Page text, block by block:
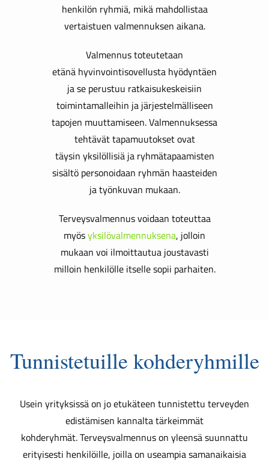
henkilön ryhmiä, mikä mahdollistaa
vertaistuen valmennuksen aikana.
Valmennus toteutetaan
etänä hyvinvointisovellusta hyödyntäen
ja se perustuu ratkaisukeskeisiin
toimintamalleihin ja järjestelmälliseen
tapojen muuttamiseen. Valmennuksessa
tehtävät tapamuutokset ovat
täysin yksilöllisiä ja ryhmätapaamisten
sisältö personoidaan ryhmän haasteiden
ja työnkuvan mukaan.
Terveysvalmennus voidaan toteuttaa
myösyksilövalmennuksena, jolloin
mukaan voi ilmoittautua joustavasti
milloin henkilölle itselle sopii parhaiten.
Tunnistetuille kohderyhmille
Usein yrityksissä on jo etukäteen tunnistettu terveyden
edistämisen kannalta tärkeimmät
kohderyhmät.Terveysvalmennus on yleensä suunnattu
erityisesti henkilöille, joilla on useampia samanaikaisia